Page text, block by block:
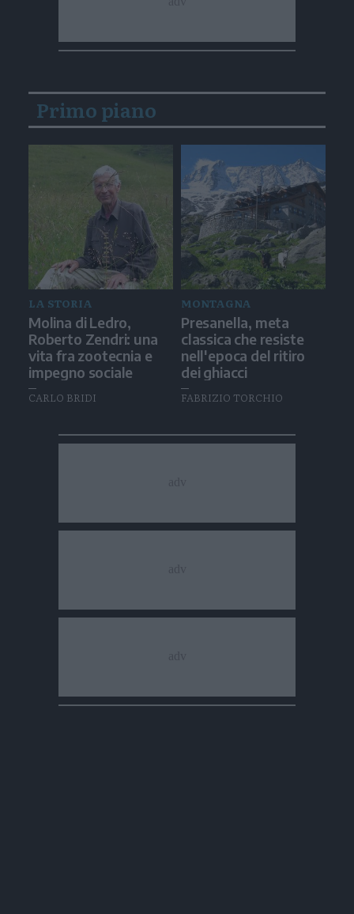
Primo piano
LA STORIA
Molina di Ledro,
Roberto Zendri: una
vita fra zootecnia e
impegno sociale
CARLO BRIDI
MONTAGNA
Presanella, meta
classica che resiste
nell'epoca del ritiro
dei ghiacci
FABRIZIO TORCHIO